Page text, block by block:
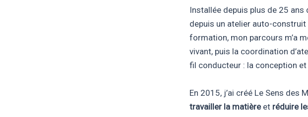
Installée depuis plus de 25 ans
depuis un atelier auto-
formation, mon parcours m’a
vivant, puis la coordination
fil conducteur : la conception
En 2015, j’ai créé Le Sens des
travailler la matièreet réduire